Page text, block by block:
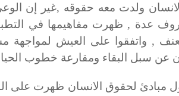
ولدت معه حقوقه ,غير إن
عدة , ظهرت مفاهيمها في
, واتفقوا على العيش لمواجهة
عن سبل البقاء ومقارعة خطوب
لحقوق الانسان ظهرت على